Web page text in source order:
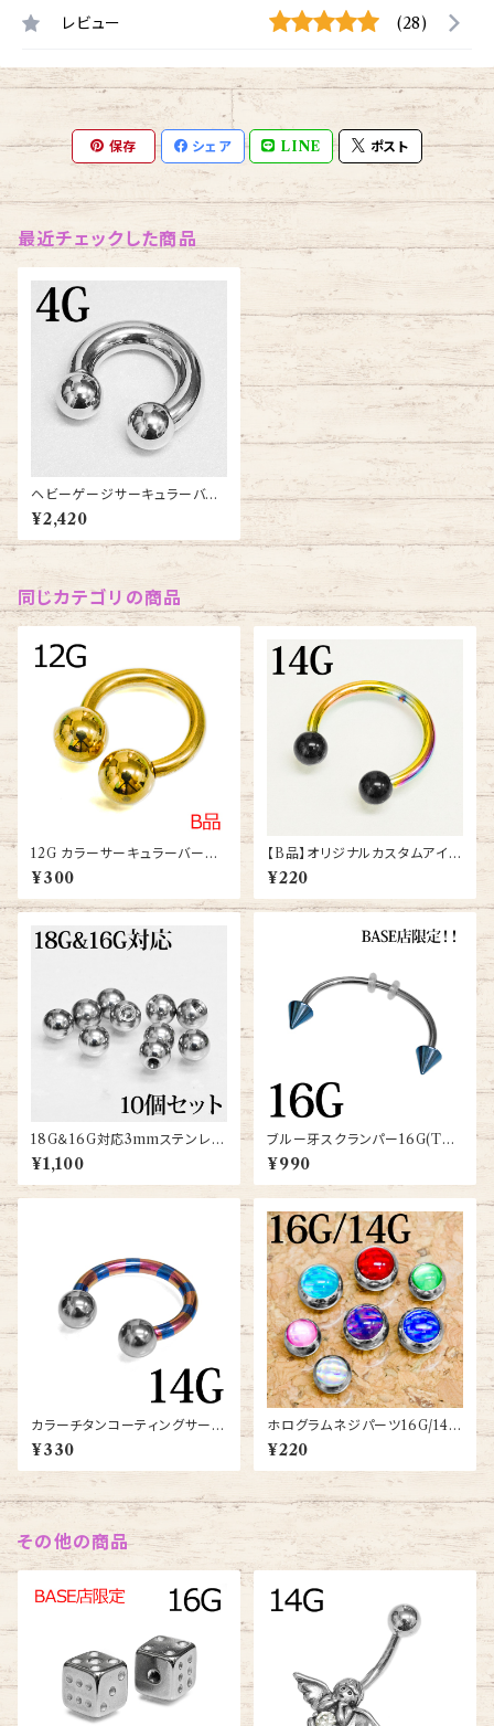
レビュー (28)
保存 シェア LINE ポスト
最近チェックした商品
ヘビーゲージサーキュラーバー
ベル4G(SCB-HIG-4G-SS)
¥2,420
同じカテゴリの商品
12G カラーサーキュラーバーベ
ル(CBRT-12G-GP)
¥300
【B品】オリジナルカスタムアイテ
ムサーキュラー14G(ori-cbst-1
4g-ra)
¥220
18G＆16G対応3mmステンレス
ネジパーツ(TBS-163-PK-SS)
¥1,100
ブルー牙スクランパー16G(TB
T02-BL-16G-SCRM)
¥990
カラーチタンコーティングサーキ
ュラーバーベル14G(circular-t
-14g)
¥330
ホログラムネジパーツ16G/14G
(TH-JB004)
¥220
その他の商品